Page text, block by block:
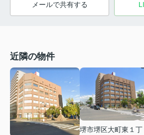
メールで共有する
近隣の物件
堺市堺区大町東１丁